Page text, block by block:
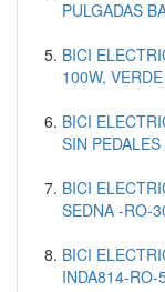
PULGADAS
BICI
100W,
BICI
SIN
BICI
SEDNA -RO-
BICI
INDA814-RO-